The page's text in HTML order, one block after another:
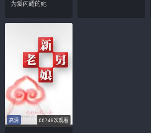
为爱闪耀的她
高清 66749次观看